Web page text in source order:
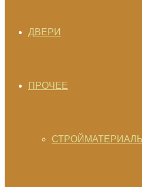
ДВЕРИ
ПРОЧЕЕ
СТРОЙМАТЕРИАЛЫ